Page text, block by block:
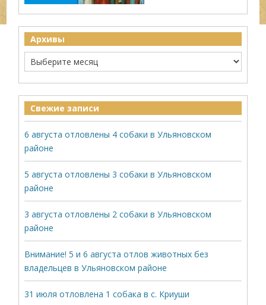
Архивы
Свежие записи
6 августа отловлены 4 собаки в Ульяновском
районе
5 августа отловлены 3 собаки в Ульяновском
районе
3 августа отловлены 2 собаки в Ульяновском
районе
Внимание! 5 и 6 августа отлов животных без
владельцев в Ульяновском районе
31 июля отловлена 1 собака в с. Криуши